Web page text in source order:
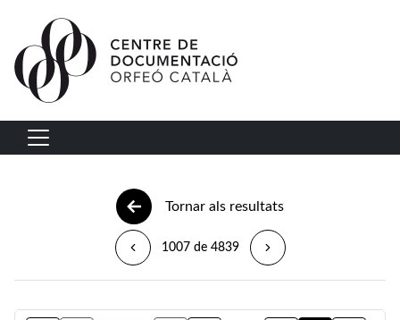
Vés al contingut
Navegació principal
Tornar als resultats
1007 de 4839